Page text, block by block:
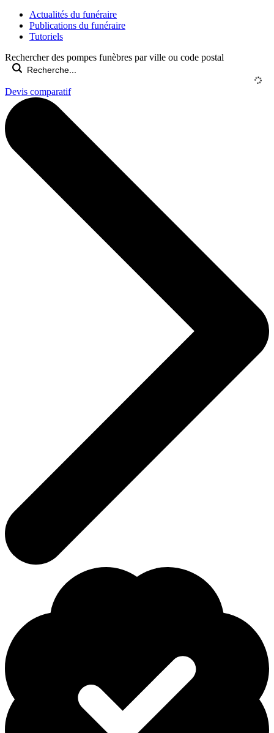
Actualités du funéraire
Publications du funéraire
Tutoriels
Rechercher des pompes funèbres par ville ou code postal
Devis comparatif